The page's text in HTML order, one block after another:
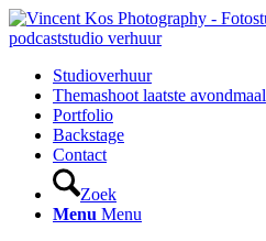
Studioverhuur
Themashoot laatste avondmaal
Portfolio
Backstage
Contact
Zoek
Menu Menu